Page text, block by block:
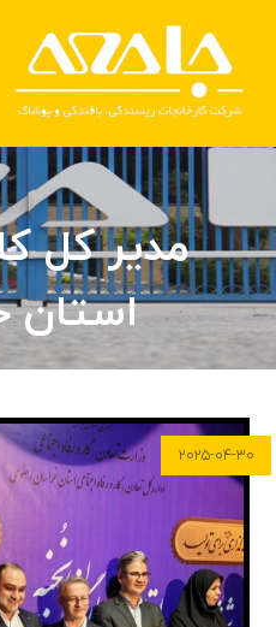
مدیر کل
استان
۲۰۲۵-۰۴-۳۰